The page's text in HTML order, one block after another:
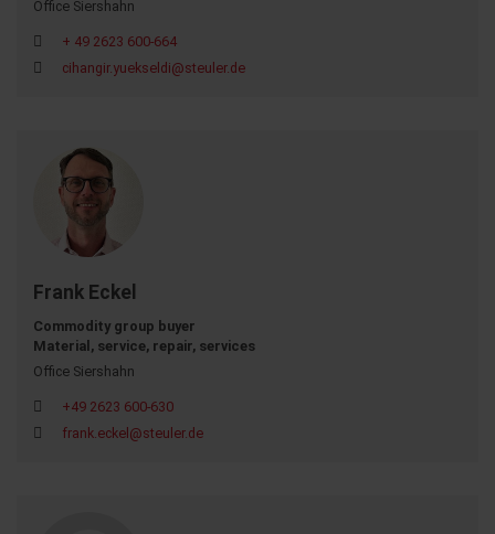
Office Siershahn
+ 49 2623 600-664
cihangir.yuekseldi@steuler.de
Frank Eckel
Commodity group buyer
Material, service, repair, services
Office Siershahn
+49 2623 600-630
frank.eckel@steuler.de